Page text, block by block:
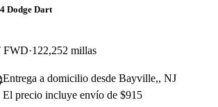
Dodge Dart
FWD 122,252 millas
Entrega a domicilio desde Bayville,, NJ
El precio incluye envío de $915